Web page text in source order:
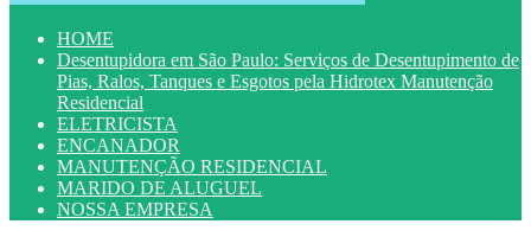
HOME
Desentupidora em São Paulo: Serviços de Desentupimento de
Pias, Ralos, Tanques e Esgotos pela Hidrotex Manutenção
Residencial
ELETRICISTA
ENCANADOR
MANUTENÇÃO RESIDENCIAL
MARIDO DE ALUGUEL
NOSSA EMPRESA